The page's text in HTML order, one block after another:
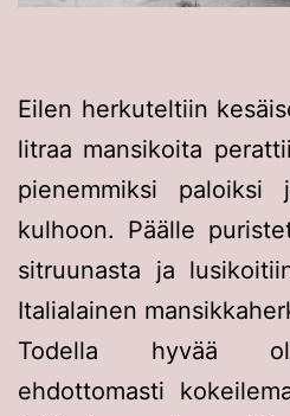
Eilen herkuteltiin
litraa mansikoita
pienemmiksi
kulhoon. Päälle
sitruunasta ja
Italialainen
Todella hyvää
ehdottomasti